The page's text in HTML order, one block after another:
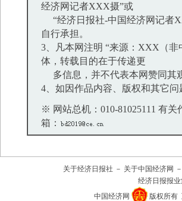
经济网记者XXX摄”或
“经济日报社-中国经济网记者
自行承担。
3、凡本网注明 “来源：XXX（
体，转载目的在于传递更
多信息，并不代表本网赞同其
4、如因作品内容、版权和其它
※ 网站总机：010-81025111 有关
箱：
关于经济日报社 － 关于中国经济网 －
经济日报报业
中国经济网
版权所有